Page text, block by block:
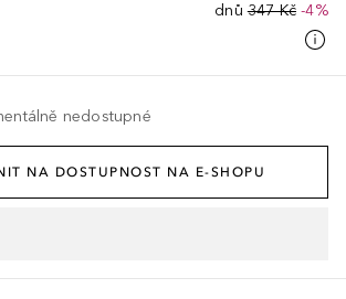
dnů 347 Kč -4%
nedostupné
NA DOSTUPNOST NA E-SHOPU